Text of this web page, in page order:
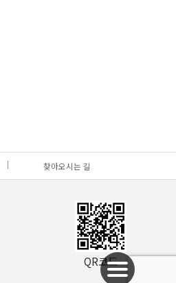
찾아오시는 길
QR코드